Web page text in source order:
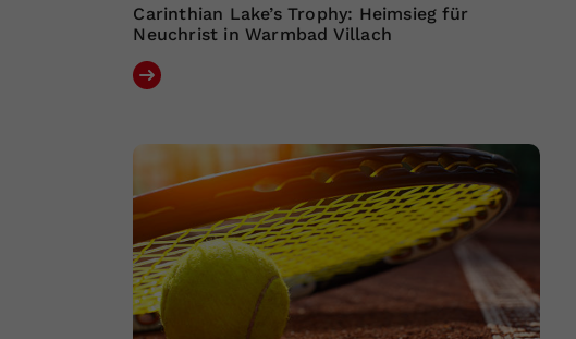
Carinthian Lake’s Trophy: Heimsieg für
Neuchrist in Warmbad Villach